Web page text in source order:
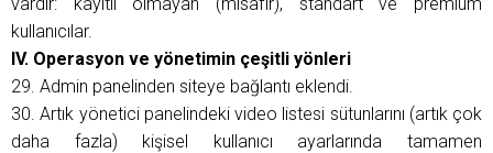
kullanıcılar.
IV. Operasyon ve yönetimin çeşitli yönleri
29. Admin panelinden siteye bağlantı eklendi.
30. Artık yönetici panelindeki video listesi sütunlarını (artık çok
daha fazla) kişisel kullanıcı ayarlarında tamamen